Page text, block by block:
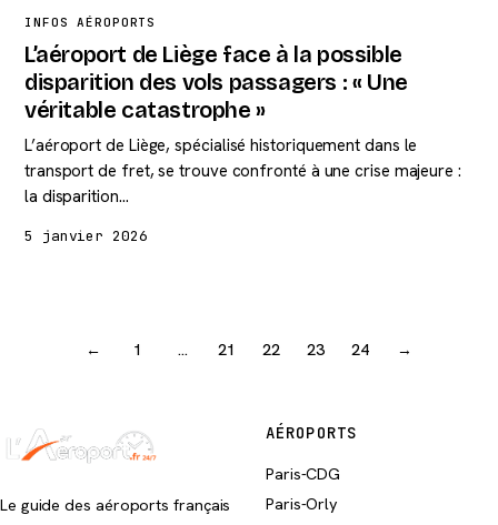
INFOS AÉROPORTS
L’aéroport de Liège face à la possible
disparition des vols passagers : « Une
véritable catastrophe »
L’aéroport de Liège, spécialisé historiquement dans le
transport de fret, se trouve confronté à une crise majeure :
la disparition…
5 janvier 2026
← 1 … 21 22 23 24 →
Le guide des aéroports français
AÉROPORTS
Paris-CDG
Paris-Orly